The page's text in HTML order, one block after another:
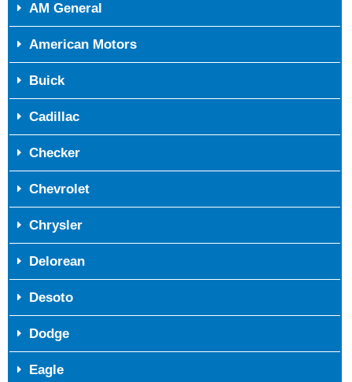
AM General
American Motors
Buick
Cadillac
Checker
Chevrolet
Chrysler
Delorean
Desoto
Dodge
Eagle